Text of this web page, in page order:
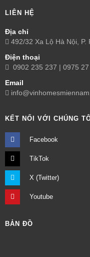
LIÊN HỆ
Địa chỉ
492/32 Xa Lộ Hà Nội, P.
Điện thoại
0902 235 237 | 0975
Email
KẾT NỐI VỚI CHÚNG
Facebook
TikTok
X (Twitter)
Youtube
BẢN ĐỒ